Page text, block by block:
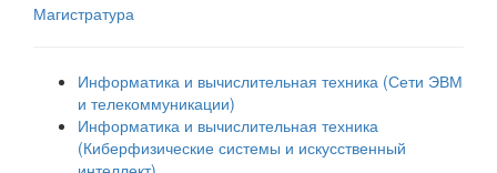
Магистратура
Информатика и вычислительная техника (Сети ЭВМ
и телекоммуникации)
Информатика и вычислительная техника
(Киберфизические системы и искусственный